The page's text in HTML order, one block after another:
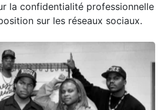
la confidentialité professionnelle
sur les réseaux sociaux.